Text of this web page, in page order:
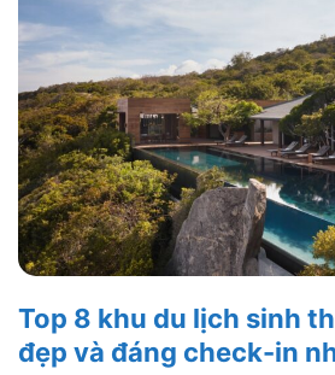
Top 8 khu du lịch sinh
đẹp và đáng check-in